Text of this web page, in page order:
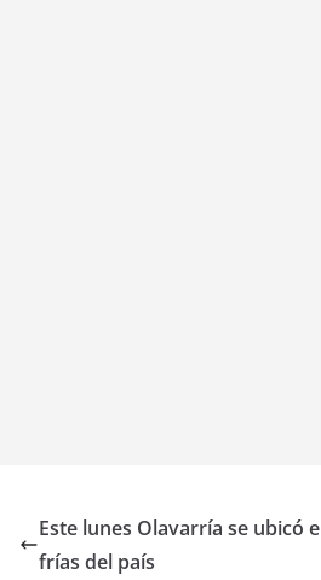
Este lunes Olavarría se ubicó
frías del país